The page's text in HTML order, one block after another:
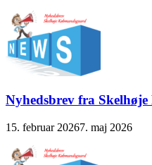
Nyhedsbrev fra
15. februar 20267. maj 2026